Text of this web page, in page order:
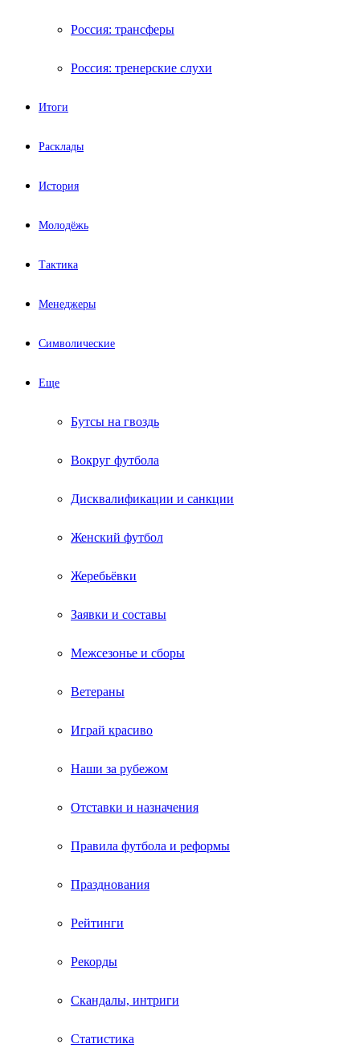
Россия: трансферы
Россия: тренерские слухи
Итоги
Расклады
История
Молодёжь
Тактика
Менеджеры
Символические
Еще
Бутсы на гвоздь
Вокруг футбола
Дисквалификации и санкции
Женский футбол
Жеребьёвки
Заявки и составы
Межсезонье и сборы
Ветераны
Играй красиво
Наши за рубежом
Отставки и назначения
Правила футбола и реформы
Празднования
Рейтинги
Рекорды
Скандалы, интриги
Статистика